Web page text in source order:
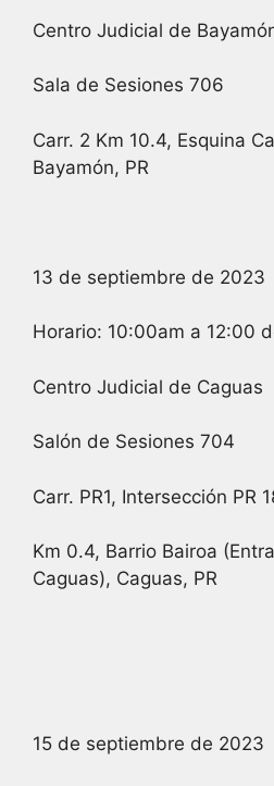
Centro Judicial de
Sala de Sesiones 706
Carr. 2 Km 10.4, Esquina
Bayamón, PR
13 de septiembre de 2023
Horario: 10:00am a 12:00
Centro Judicial de Caguas
Salón de Sesiones 704
Carr. PR1, Intersección PR
Km 0.4, Barrio Bairoa
Caguas), Caguas, PR
15 de septiembre de 2023